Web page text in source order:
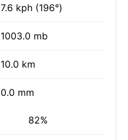
7.6 kph (196°)
1003.0 mb
10.0 km
0.0 mm
82%